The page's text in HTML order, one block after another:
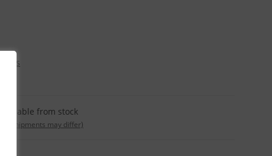
from stock
int. shipments may differ)